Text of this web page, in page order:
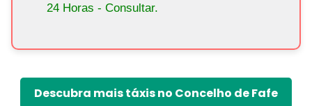
24 Horas - Consultar.
Descubra mais táxis no Concelho de Fafe